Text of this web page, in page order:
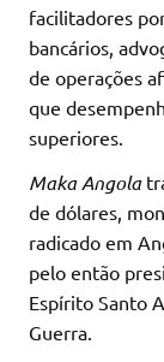
facilitadores
bancários,
de operações
que
superiores.
Maka Angola
de dólares,
radicado em
pelo então
Espírito Santo
Guerra.